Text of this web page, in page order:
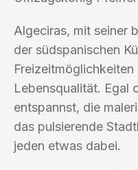
Algeciras, mit seiner
der südspanischen
Freizeitmöglichkeiten
Lebensqualität. Egal
entspannst, die
das pulsierende
jeden etwas dabei.